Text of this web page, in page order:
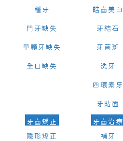
種牙
門牙缺失
單顆牙缺失
全口缺失
皓齒美白
牙結石
牙菌斑
洗牙
四環素牙
牙貼面
牙齒矯正
隱形矯正
牙齒治療
補牙